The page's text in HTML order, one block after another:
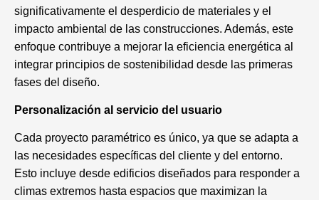
significativamente el desperdicio de materiales y el
impacto ambiental de las construcciones. Además, este
enfoque contribuye a mejorar la eficiencia energética al
integrar principios de sostenibilidad desde las primeras
fases del diseño.
Personalización al servicio del usuario
Cada proyecto paramétrico es único, ya que se adapta a
las necesidades específicas del cliente y del entorno.
Esto incluye desde edificios diseñados para responder a
climas extremos hasta espacios que maximizan la